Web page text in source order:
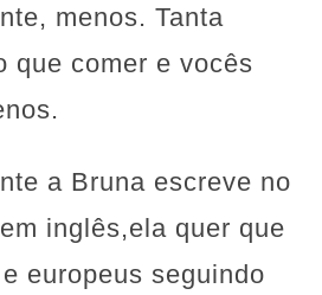
menos. Tanta
que comer e vocês
a Bruna escreve no
inglês,ela quer que
europeus seguindo